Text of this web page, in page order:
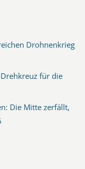
Drohnenkrieg
für die
Die Mitte zerfällt,